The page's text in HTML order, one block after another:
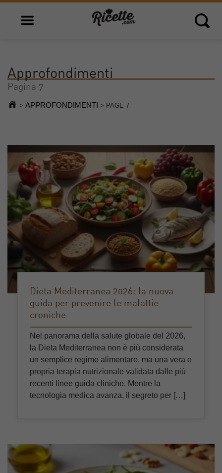
Open main menu Open
Approfondimenti
Pagina 7
> APPROFONDIMENTI > PAGE 7
Dieta Mediterranea 2026: la nuova
guida per prevenire le malattie
croniche
Nel panorama della salute globale del 2026,
la Dieta Mediterranea non è più considerata
un semplice regime alimentare, ma una vera e
propria terapia nutrizionale validata dalle più
recenti linee guida cliniche. Mentre la
tecnologia medica avanza, il segreto per […]